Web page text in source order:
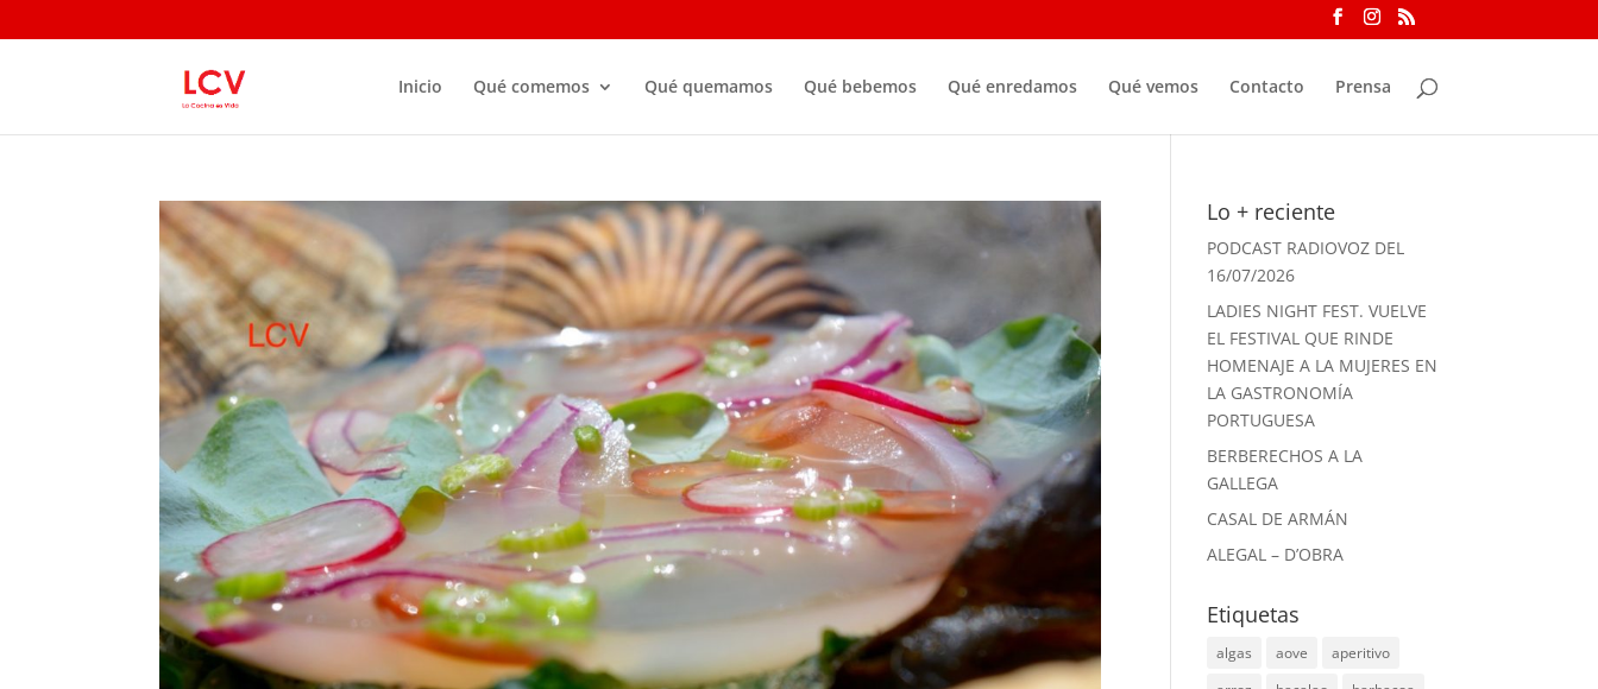
Inicio Qué comemos Qué quemamos Qué bebemos Qué enredamos Qué vemos Contacto Prensa
Lo + reciente
PODCAST RADIOVOZ DEL
16/07/2026
LADIES NIGHT FEST. VUELVE
EL FESTIVAL QUE RINDE
HOMENAJE A LA MUJERES EN
LA GASTRONOMÍA
PORTUGUESA
BERBERECHOS A LA
GALLEGA
CASAL DE ARMÁN
ALEGAL – D’OBRA
Etiquetas
algas aove
aperitivo